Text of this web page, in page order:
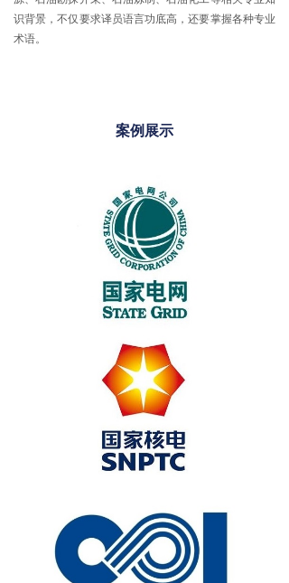
识背景，不仅要求译员语言功底高，还要掌握各种专业
术语。
案例展示